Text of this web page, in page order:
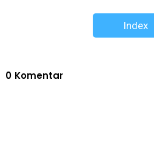
Index
0 Komentar